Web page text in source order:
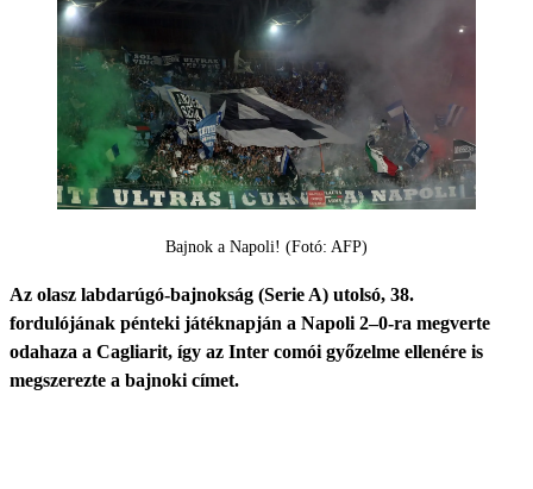
Bajnok a Napoli! (Fotó: AFP)
Az olasz labdarúgó-bajnokság (Serie A) utolsó, 38.
fordulójának pénteki játéknapján a Napoli 2–0-ra megverte
odahaza a Cagliarit, így az Inter comói győzelme ellenére is
megszerezte a bajnoki címet.